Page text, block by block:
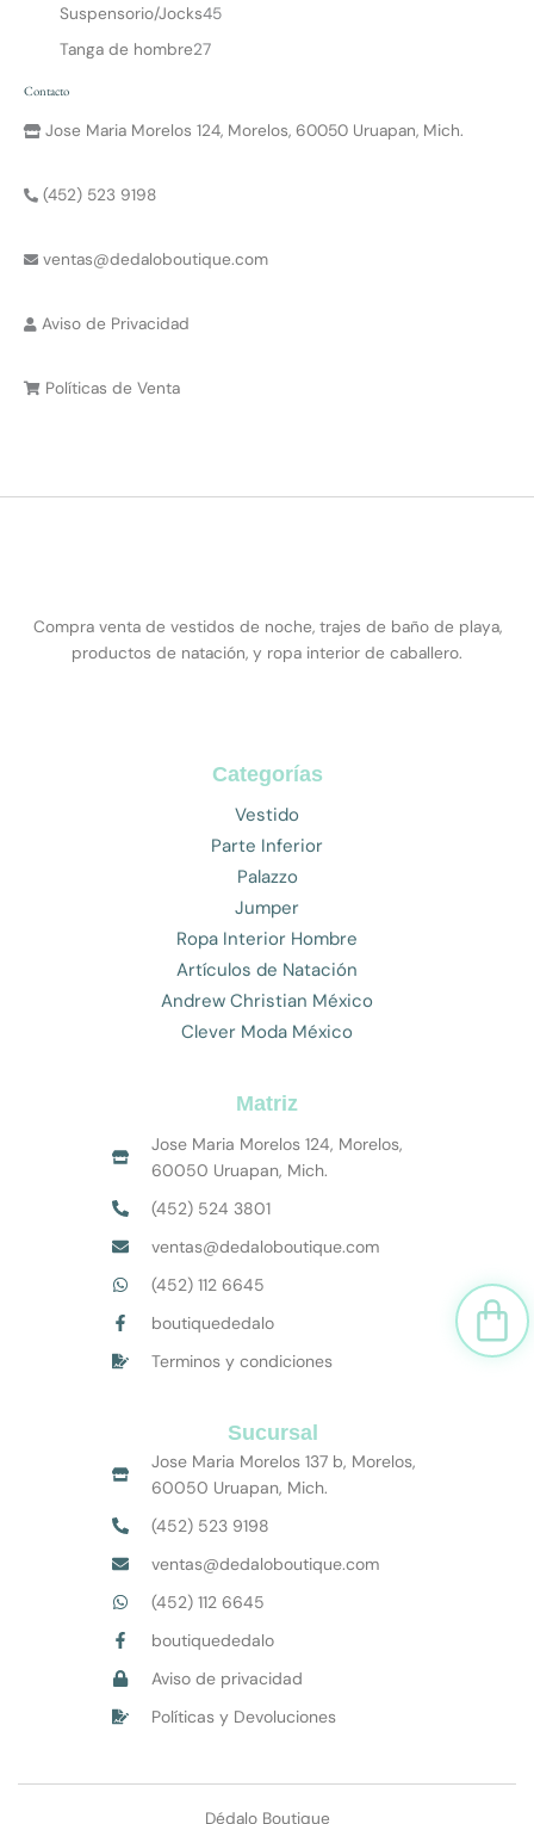
Suspensorio/Jocks45
Tanga de hombre27
Contacto
Jose Maria Morelos 124, Morelos, 60050 Uruapan, Mich.
(452) 523 9198
ventas@dedaloboutique.com
Aviso de Privacidad
Políticas de Venta
Compra venta de vestidos de noche, trajes de baño de playa,
productos de natación, y ropa interior de caballero.
Categorías
Vestido
Parte Inferior
Palazzo
Jumper
Ropa Interior Hombre
Artículos de Natación
Andrew Christian México
Clever Moda México
Matriz
Jose Maria Morelos 124, Morelos,
60050 Uruapan, Mich.
(452) 524 3801
ventas@dedaloboutique.com
(452) 112 6645
boutiquededalo
Terminos y condiciones
Sucursal
Jose Maria Morelos 137 b, Morelos,
60050 Uruapan, Mich.
(452) 523 9198
ventas@dedaloboutique.com
(452) 112 6645
boutiquededalo
Aviso de privacidad
Políticas y Devoluciones
Dédalo Boutique